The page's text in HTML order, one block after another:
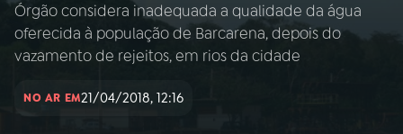
01INÍCIO
02A RÁDIO
Órgão considera inadequada a qualidade da água
oferecida à população de Barcarena, depois do
vazamento de rejeitos, em rios da cidade
NO AR EM21/04/2018, 12:16